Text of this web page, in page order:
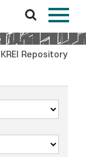
KREI Repository